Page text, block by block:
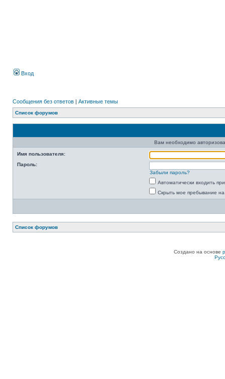
Вход
Сообщения без ответов | Активные темы
Список форумов
Вам необходимо
Имя пользователя:
Пароль:
Забыли пароль?
Автоматически входить
Скрыть мое пребывание
Список форумов
Создано на основе